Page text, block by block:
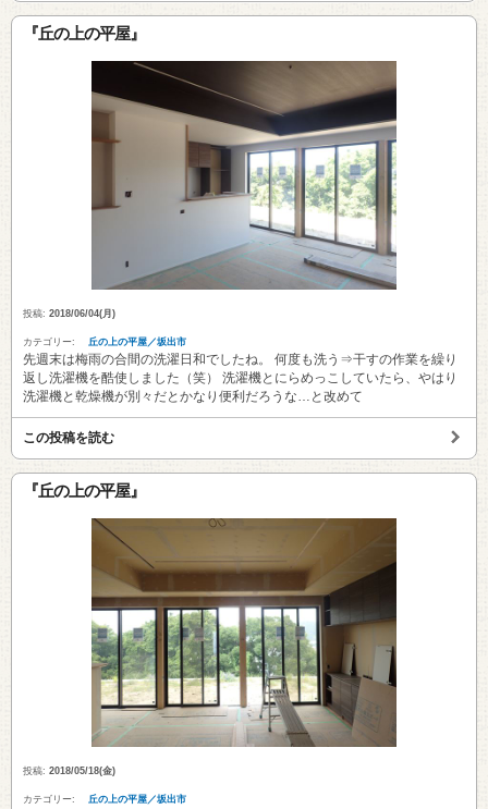
『丘の上の平屋』
投稿: 2018/06/04(月)
カテゴリー: 丘の上の平屋／坂出市
先週末は梅雨の合間の洗濯日和でしたね。 何度も洗う⇒干すの作業を繰り
返し洗濯機を酷使しました（笑） 洗濯機とにらめっこしていたら、やはり
洗濯機と乾燥機が別々だとかなり便利だろうな…と改めて
この投稿を読む
『丘の上の平屋』
投稿: 2018/05/18(金)
カテゴリー: 丘の上の平屋／坂出市